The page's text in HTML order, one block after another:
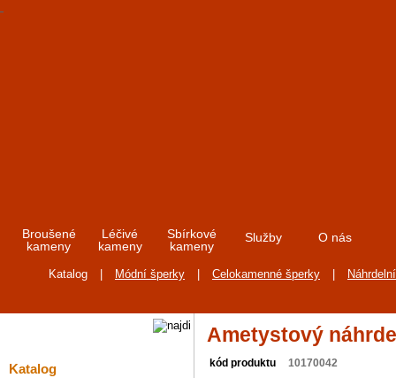
Broušené
kameny
Léčivé
kameny
Sbírkové
kameny
Služby O nás
Katalog Módní šperky Celokamenné šperky
Katalog
Ametystový
kód produktu 10170042